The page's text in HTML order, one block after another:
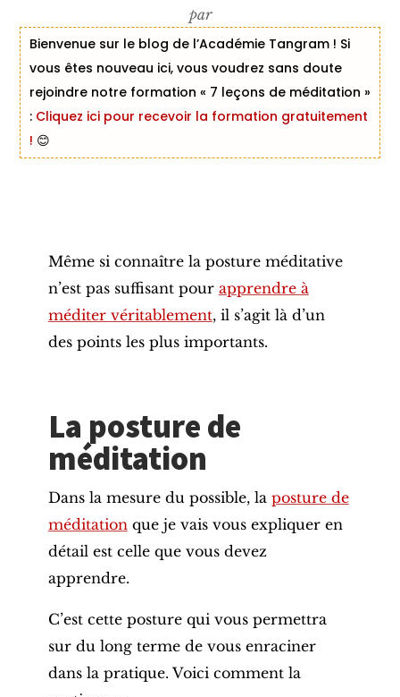
par
Bienvenue sur le blog de l’Académie Tangram ! Si
vous êtes nouveau ici, vous voudrez sans doute
rejoindre notre formation « 7 leçons de méditation »
:Cliquez ici pour recevoir la formation gratuitement
! 😊
Même si connaître la posture méditative
n’est pas suffisant pour apprendre à
méditer véritablement, il s’agit là d’un
des points les plus importants.
La posture de
méditation
Dans la mesure du possible, la posture de
méditationque je vais vous expliquer en
détail est celle que vous devez
apprendre.
C’est cette posture qui vous permettra
sur du long terme de vous enraciner
dans la pratique. Voici comment la